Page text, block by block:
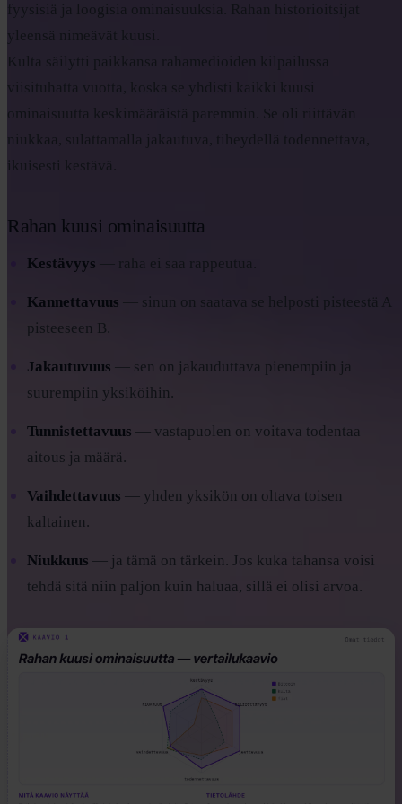
yleensä nimeävät kuusi.
ominaisuutta keskimääräistä paremmin. Se oli riittävän
niukkaa, sulattamalla jakautuva, tiheydellä todennettava,
ikuisesti kestävä.
Rahan kuusi ominaisuutta
Kestävyys — raha ei saa rappeutua.
Kannettavuus — sinun on saatava se helposti pisteestä A
pisteeseen B.
Jakautuvuus — sen on jakauduttava pienempiin ja
suurempiin yksiköihin.
Tunnistettavuus — vastapuolen on voitava todentaa
aitous ja määrä.
Vaihdettavuus — yhden yksikön on oltava toisen
kaltainen.
Niukkuus — ja tämä on tärkein. Jos kuka tahansa voisi
tehdä sitä niin paljon kuin haluaa, sillä ei olisi arvoa.